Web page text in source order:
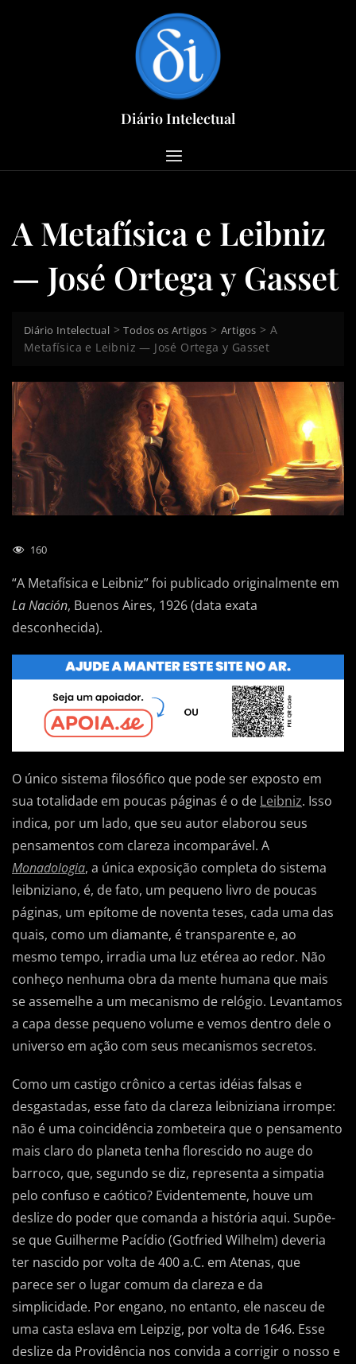
Diário Intelectual
A Metafísica e Leibniz
— José Ortega y Gasset
Diário Intelectual >Todos os Artigos >Artigos >A
Metafísica e Leibniz — José Ortega y Gasset
160
“A Metafísica e Leibniz” foi publicado originalmente em
La Nación, Buenos Aires, 1926 (data exata
desconhecida).
O único sistema filosófico que pode ser exposto em
sua totalidade em poucas páginas é o de Leibniz. Isso
indica, por um lado, que seu autor elaborou seus
pensamentos com clareza incomparável. A
Monadologia, a única exposição completa do sistema
leibniziano, é, de fato, um pequeno livro de poucas
páginas, um epítome de noventa teses, cada uma das
quais, como um diamante, é transparente e, ao
mesmo tempo, irradia uma luz etérea ao redor. Não
conheço nenhuma obra da mente humana que mais
se assemelhe a um mecanismo de relógio. Levantamos
a capa desse pequeno volume e vemos dentro dele o
universo em ação com seus mecanismos secretos.
Como um castigo crônico a certas idéias falsas e
desgastadas, esse fato da clareza leibniziana irrompe:
não é uma coincidência zombeteira que o pensamento
mais claro do planeta tenha florescido no auge do
barroco, que, segundo se diz, representa a simpatia
pelo confuso e caótico? Evidentemente, houve um
deslize do poder que comanda a história aqui. Supõe-
se que Guilherme Pacídio (Gotfried Wilhelm) deveria
ter nascido por volta de 400 a.C. em Atenas, que
parece ser o lugar comum da clareza e da
simplicidade. Por engano, no entanto, ele nasceu de
uma casta eslava em Leipzig, por volta de 1646. Esse
deslize da Providência nos convida a corrigir o nosso e